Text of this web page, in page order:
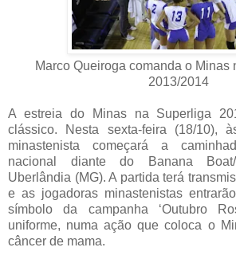
Marco Queiroga comanda o Minas
2013/2014
A estreia do Minas na Superliga
clássico. Nesta sexta-feira (18/10),
minastenista começará a
nacional diante do Banana
Uberlândia (MG). A partida terá
e as jogadoras minastenistas
símbolo da campanha ‘Outubro
uniforme, numa ação que coloca o
câncer de mama.